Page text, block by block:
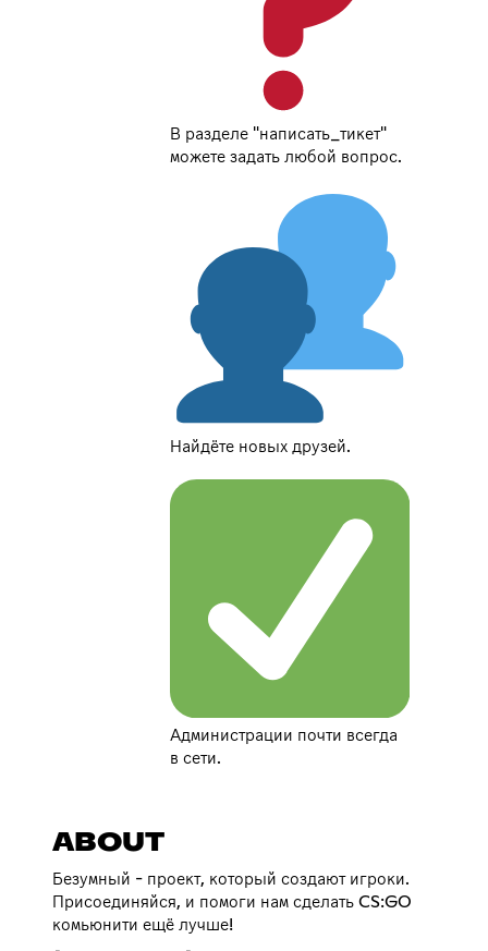
В разделе "написать_тикет"
можете задать любой вопрос.
Найдёте новых друзей.
Администрации почти всегда
в сети.
ABOUT
Безумный - проект, который создают игроки.
Присоединяйся, и помоги нам сделать CS:GO
комьюнити ещё лучше!